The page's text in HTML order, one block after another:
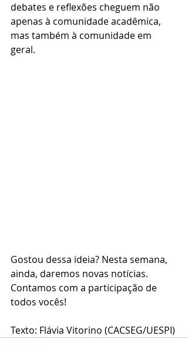
debates e reflexões cheguem não
apenas à comunidade acadêmica,
mas também à comunidade em
geral.
Gostou dessa ideia? Nesta semana,
ainda, daremos novas notícias.
Contamos com a participação de
todos vocês!
Texto: Flávia Vitorino (CACSEG/UESPI)